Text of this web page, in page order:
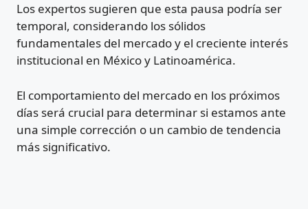
Los expertos sugieren que esta pausa podría ser
temporal, considerando los sólidos
fundamentales del mercado y el creciente interés
institucional en México y Latinoamérica.
El comportamiento del mercado en los próximos
días será crucial para determinar si estamos ante
una simple corrección o un cambio de tendencia
más significativo.